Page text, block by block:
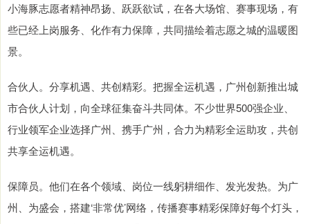
小海豚志愿者精神昂扬、跃跃欲试，在各大场馆、赛事现场，有
些已经上岗服务、化作有力保障，共同描绘着志愿之城的温暖图
景。
合伙人。分享机遇、共创精彩。把握全运机遇，广州创新推出城
市合伙人计划，向全球征集奋斗共同体。不少世界500强企业、
行业领军企业选择广州、携手广州，合力为精彩全运助攻，共创
共享全运机遇。
保障员。他们在各个领域、岗位一线躬耕细作、发光发热。为广
州、为盛会，搭建‘非常优’网络，传播赛事精彩保障好每个灯头，